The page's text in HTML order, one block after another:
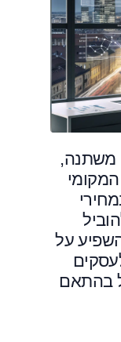
משתנה,
על
בהתאם